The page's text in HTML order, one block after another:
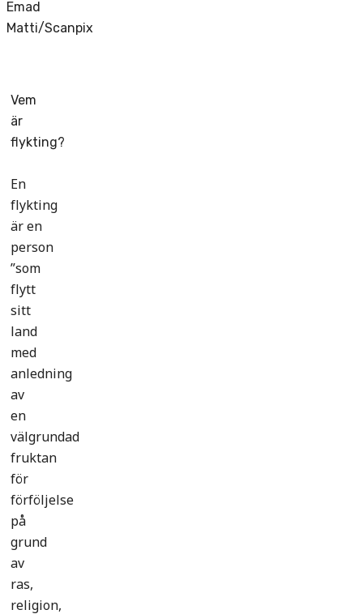
Emad
Matti/Scanpix
Vem
är
flykting?
En
flykting
är en
person
”som
flytt
sitt
land
med
anledning
av
en
välgrundad
fruktan
för
förföljelse
på
grund
av
ras,
religion,